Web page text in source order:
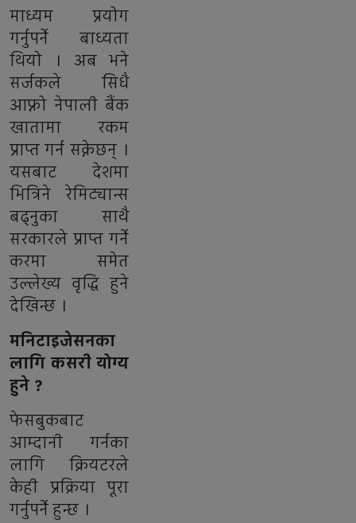
माध्यम प्रयोग
गर्नुपर्ने बाध्यता
थियो । अब भने
सर्जकले सिधै
आफ्नो नेपाली बैंक
खातामा रकम
प्राप्त गर्न सक्नेछन् ।
यसबाट देशमा
भित्रिने रेमिट्यान्स
बढ्नुका साथै
सरकारले प्राप्त गर्ने
करमा समेत
उल्लेख्य वृद्धि हुने
देखिन्छ ।
मनिटाइजेसनका
लागि कसरी योग्य
हुने ?
फेसबुकबाट
आम्दानी गर्नका
लागि क्रियटरले
केही प्रक्रिया पूरा
गर्नुपर्ने हुन्छ ।